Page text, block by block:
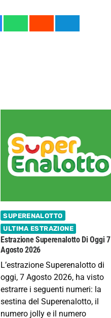
SUPERENALOTTO
ULTIMA ESTRAZIONE
Estrazione Superenalotto Di Oggi 7
Agosto 2026
L’estrazione Superenalotto di
oggi, 7 Agosto 2026, ha visto
estrarre i seguenti numeri: la
sestina del Superenalotto, il
numero jolly e il numero